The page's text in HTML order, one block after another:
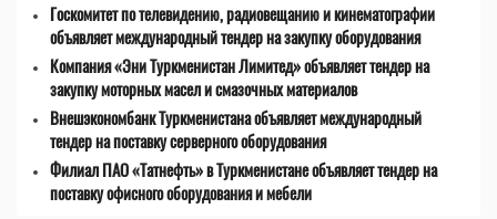
Госкомитет по телевидению, радиовещанию и кинематографии
объявляет международный тендер на закупку оборудования
Компания «Эни Туркменистан Лимитед» объявляет тендер на
закупку моторных масел и смазочных материалов
Внешэкономбанк Туркменистана объявляет международный
тендер на поставку серверного оборудования
Филиал ПАО «Татнефть» в Туркменистане объявляет тендер на
поставку офисного оборудования и мебели